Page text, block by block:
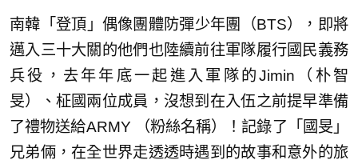
南韓「登頂」偶像團體防彈少年團（BTS），即將
邁入三十大關的他們也陸續前往軍隊履行國民義務
兵役，去年年底一起進入軍隊的Jimin（朴智
旻）、柾國兩位成員，沒想到在入伍之前提早準備
了禮物送給ARMY （粉絲名稱）！記錄了「國旻」
兄弟倆，在全世界走透透時遇到的故事和意外的旅